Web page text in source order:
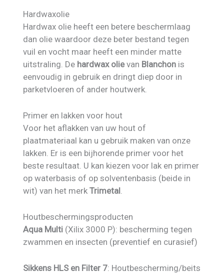
Hardwaxolie
Hardwax olie heeft een betere beschermlaag
dan olie waardoor deze beter bestand tegen
vuil en vocht maar heeft een minder matte
uitstraling. Dehardwax olievan Blanchonis
eenvoudig in gebruik en dringt diep door in
parketvloeren of ander houtwerk.
Primer en lakken voor hout
Voor het aflakken van uw hout of
plaatmateriaal kan u gebruik maken van onze
lakken. Er is een bijhorende primer voor het
beste resultaat. U kan kiezen voor lak en primer
op waterbasis of op solventenbasis (beide in
wit) van het merk Trimetal.
Houtbeschermingsproducten
Aqua Multi(Xilix 3000 P): bescherming tegen
zwammen en insecten (preventief en curasief)
Sikkens HLS en Filter 7: Houtbescherming/beits